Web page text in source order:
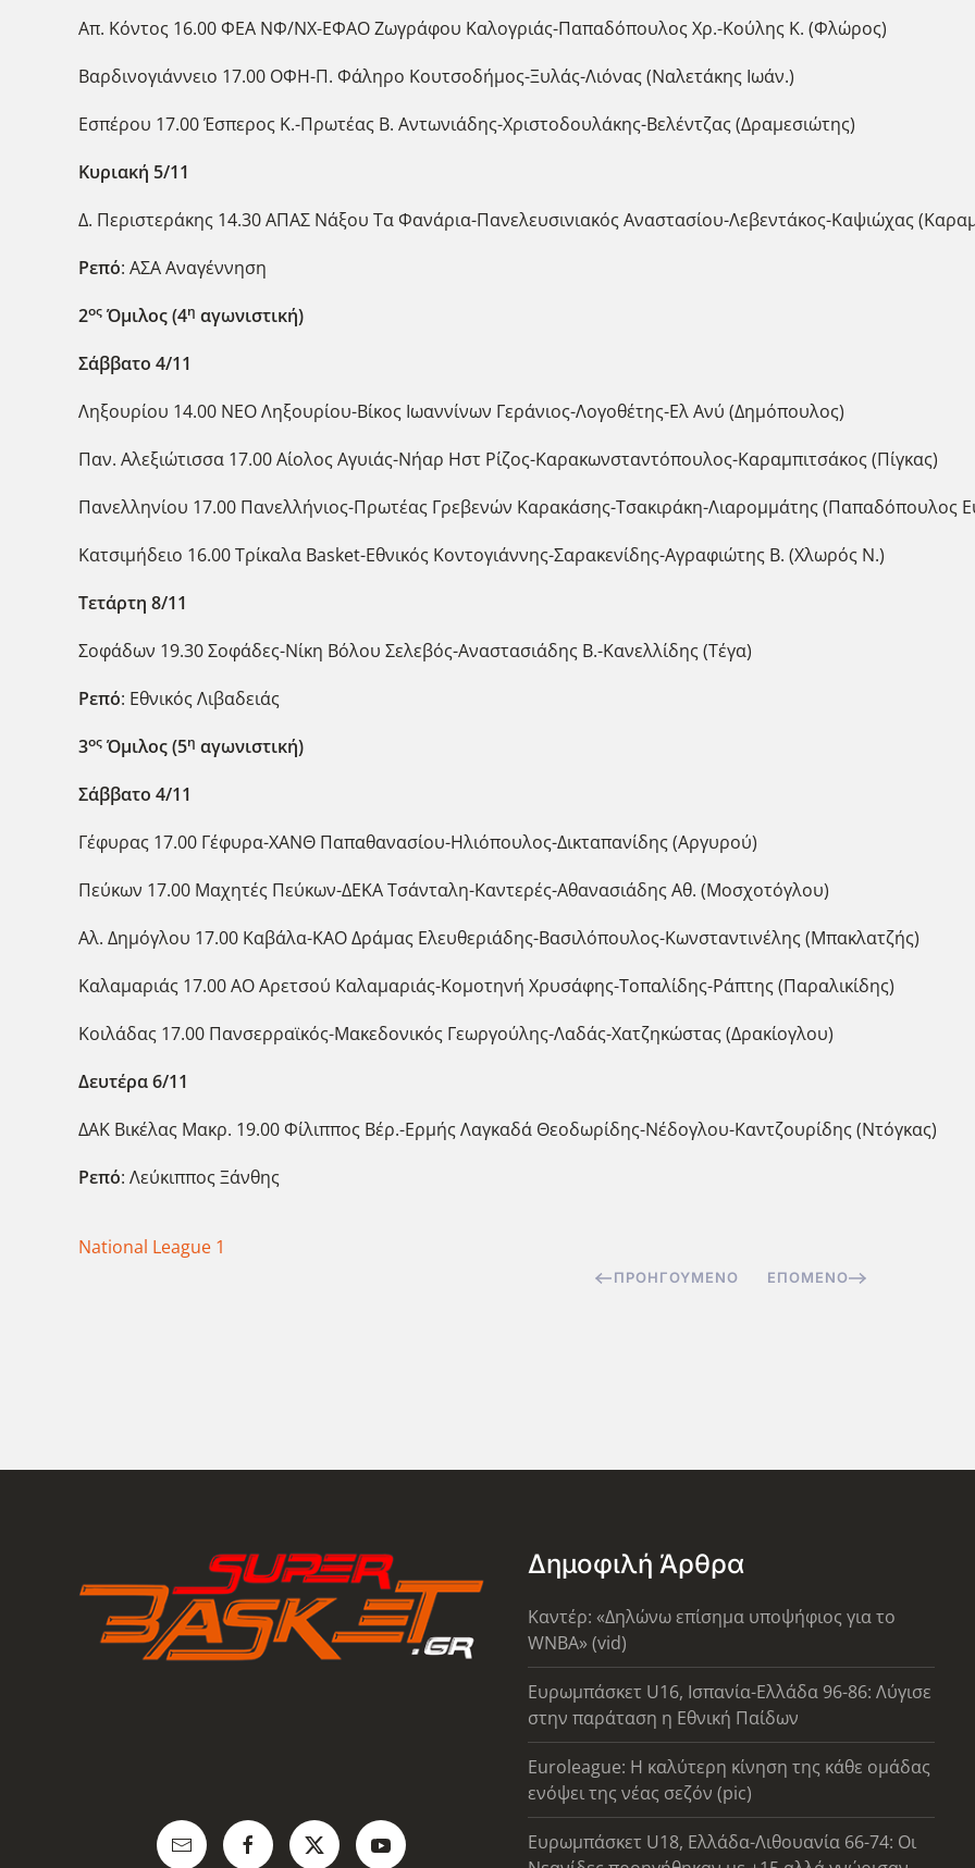
Απ. Κόντος 16.00 ΦΕΑ ΝΦ/ΝΧ-ΕΦΑΟ Ζωγράφου Καλογριάς-Παπαδόπουλος Χρ.-Κούλης Κ. (Φλώρος)
Βαρδινογιάννειο 17.00 ΟΦΗ-Π. Φάληρο Κουτσοδήμος-Ξυλάς-Λιόνας (Ναλετάκης Ιωάν.)
Εσπέρου 17.00 Έσπερος Κ.-Πρωτέας Β. Αντωνιάδης-Χριστοδουλάκης-Βελέντζας (Δραμεσιώτης)
Κυριακή 5/11
Δ. Περιστεράκης 14.30 ΑΠΑΣ Νάξου Τα Φανάρια-Πανελευσινιακός Αναστασίου-Λεβεντάκος-Καψιώχας
Ρεπό: ΑΣΑ Αναγέννηση
2ος Όμιλος (4η αγωνιστική)
Σάββατο 4/11
Ληξουρίου 14.00 ΝΕΟ Ληξουρίου-Βίκος Ιωαννίνων Γεράνιος-Λογοθέτης-Ελ Ανύ (Δημόπουλος)
Παν. Αλεξιώτισσα 17.00 Αίολος Αγυιάς-Νήαρ Ηστ Ρίζος-Καρακωνσταντόπουλος-Καραμπιτσάκος (Πίγκας)
Πανελληνίου 17.00 Πανελλήνιος-Πρωτέας Γρεβενών Καρακάσης-Τσακιράκη-Λιαρομμάτης (Παπαδόπουλος
Κατσιμήδειο 16.00 Τρίκαλα Basket-Εθνικός Κοντογιάννης-Σαρακενίδης-Αγραφιώτης Β. (Χλωρός Ν.)
Τετάρτη 8/11
Σοφάδων 19.30 Σοφάδες-Νίκη Βόλου Σελεβός-Αναστασιάδης Β.-Κανελλίδης (Τέγα)
Ρεπό: Εθνικός Λιβαδειάς
3ος Όμιλος (5η αγωνιστική)
Σάββατο 4/11
Γέφυρας 17.00 Γέφυρα-ΧΑΝΘ Παπαθανασίου-Ηλιόπουλος-Δικταπανίδης (Αργυρού)
Πεύκων 17.00 Μαχητές Πεύκων-ΔΕΚΑ Τσάνταλη-Καντερές-Αθανασιάδης Αθ. (Μοσχοτόγλου)
Αλ. Δημόγλου 17.00 Καβάλα-ΚΑΟ Δράμας Ελευθεριάδης-Βασιλόπουλος-Κωνσταντινέλης (Μπακλατζής)
Καλαμαριάς 17.00 ΑΟ Αρετσού Καλαμαριάς-Κομοτηνή Χρυσάφης-Τοπαλίδης-Ράπτης (Παραλικίδης)
Κοιλάδας 17.00 Πανσερραϊκός-Μακεδονικός Γεωργούλης-Λαδάς-Χατζηκώστας (Δρακίογλου)
Δευτέρα 6/11
ΔΑΚ Βικέλας Μακρ. 19.00 Φίλιππος Βέρ.-Ερμής Λαγκαδά Θεοδωρίδης-Νέδογλου-Καντζουρίδης (Ντόγκας)
Ρεπό: Λεύκιππος Ξάνθης
National League 1
ΠΡΟΗΓΟΎΜΕΝΟ ΕΠΌΜΕΝΟ
Δημοφιλή Άρθρα
Καντέρ: «Δηλώνω επίσημα υποψήφιος για το
WNBA» (vid)
Ευρωμπάσκετ U16, Ισπανία-Ελλάδα 96-86: Λύγισε
στην παράταση η Εθνική Παίδων
Euroleague: Η καλύτερη κίνηση της κάθε ομάδας
ενόψει της νέας σεζόν (pic)
Ευρωμπάσκετ U18, Ελλάδα-Λιθουανία 66-74: Οι